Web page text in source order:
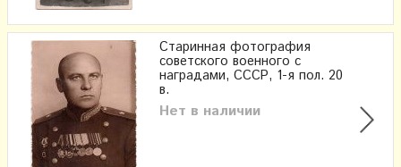
Старинная фотография
советского военного с
наградами, СССР, 1-я пол. 20
в.
Нет в наличии